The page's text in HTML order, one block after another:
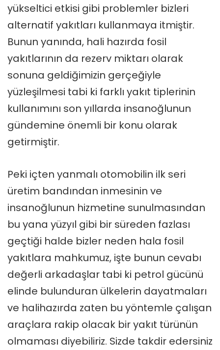
yükseltici etkisi gibi problemler bizleri
alternatif yakıtları kullanmaya itmiştir.
Bunun yanında, hali hazırda fosil
yakıtlarının da rezerv miktarı olarak
sonuna geldiğimizin gerçeğiyle
yüzleşilmesi tabi ki farklı yakıt tiplerinin
kullanımını son yıllarda insanoğlunun
gündemine önemli bir konu olarak
getirmiştir.
Peki içten yanmalı otomobilin ilk seri
üretim bandından inmesinin ve
insanoğlunun hizmetine sunulmasından
bu yana yüzyıl gibi bir süreden fazlası
geçtiği halde bizler neden hala fosil
yakıtlara mahkumuz, işte bunun cevabı
değerli arkadaşlar tabi ki petrol gücünü
elinde bulunduran ülkelerin dayatmaları
ve halihazırda zaten bu yöntemle çalışan
araçlara rakip olacak bir yakıt türünün
olmaması diyebiliriz. Sizde takdir edersiniz